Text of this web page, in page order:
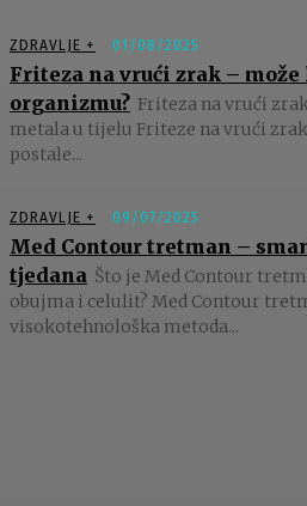
ZDRAVLJE + 01/08/2025
Friteza na vrući zrak –
organizmu? Friteza na vrući
metala u tijelu Friteze na vrući
postale...
ZDRAVLJE + 09/07/2025
Med Contour tretman –
tjedana Što je Med Contour
obujma i celulit? Med Contour
visokotehnološka metoda...